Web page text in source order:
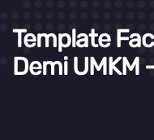
Template
Demi UMKM